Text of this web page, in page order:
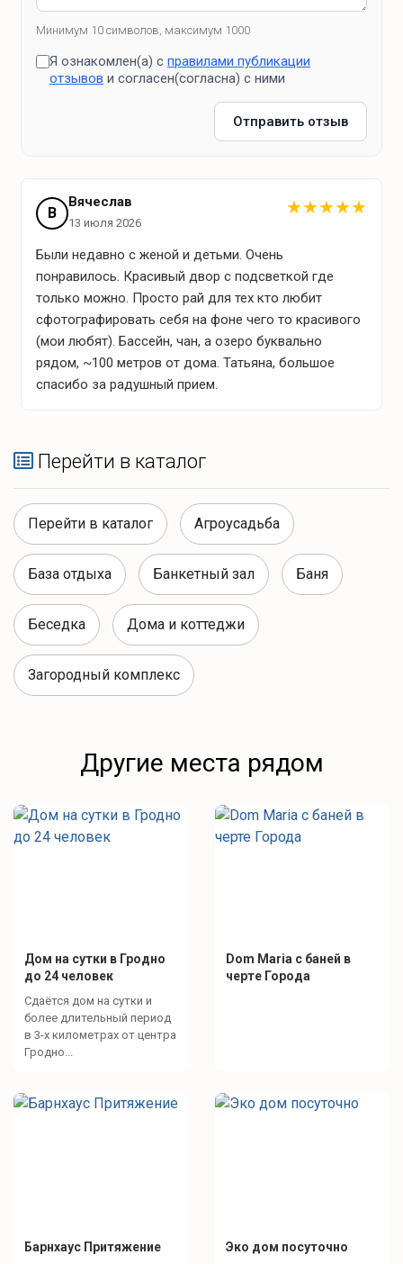
кофе
сахар
соль
Удобства на кухне
холодильник
индукционная плита
кофемашина
микроволновая печь
рюмки
кружки
вилки
ложки
разделочные доски
бумажные полотенца
салфетки
мусорные пакеты
Кафе и рестораны рядом
шампуры
Минимум 10 символов, максимум 1000
Я ознакомлен(а) с правилами публикации
отзывов и согласен(согласна) с ними
Отправить отзыв
В
Вячеслав
13 июля 2026
★★★★★
Были недавно с женой и детьми. Очень
понравилось. Красивый двор с подсветкой где
только можно. Просто рай для тех кто любит
сфотографировать себя на фоне чего то красивого
(мои любят). Бассейн, чан, а озеро буквально
рядом, ~100 метров от дома. Татьяна, большое
спасибо за радушный прием.
Перейти в каталог
Перейти в каталог Агроусадьба
База отдыха Банкетный зал Баня
Беседка Дома и коттеджи
Загородный комплекс
Другие места рядом
Дом на сутки в Гродно
до 24 человек
Сдаётся дом на сутки и
более длительный период
в 3-х километрах от центра
Гродно...
Dom Maria с баней в
черте Города
Барнхаус Притяжение Эко дом посуточно